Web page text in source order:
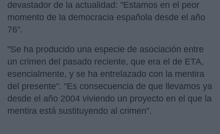
devastador de la actualidad: "Estamos en el peor
momento de la democracia española desde el año
76".
"Se ha producido una especie de asociación entre
un crimen del pasado reciente, que era el de ETA,
esencialmente, y se ha entrelazado con la mentira
del presente". "Es consecuencia de que llevamos ya
desde el año 2004 viviendo un proyecto en el que la
mentira está sustituyendo al crimen".